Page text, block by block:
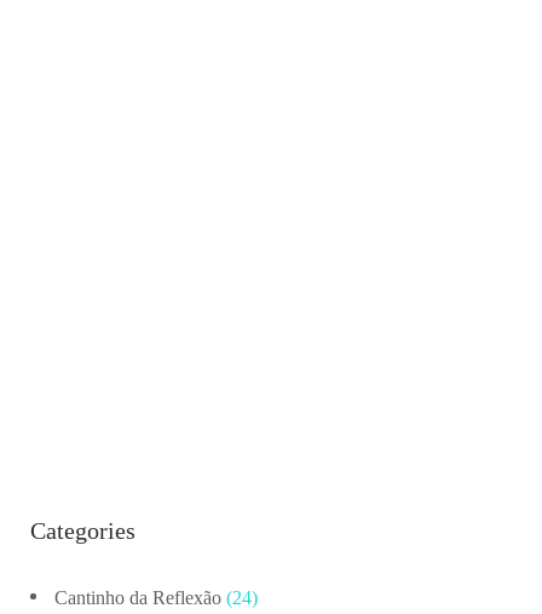
Categories
Cantinho da Reflexão (24)